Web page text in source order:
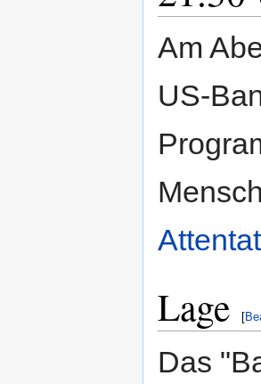
Am
US-
Attentat
Lage [
Das